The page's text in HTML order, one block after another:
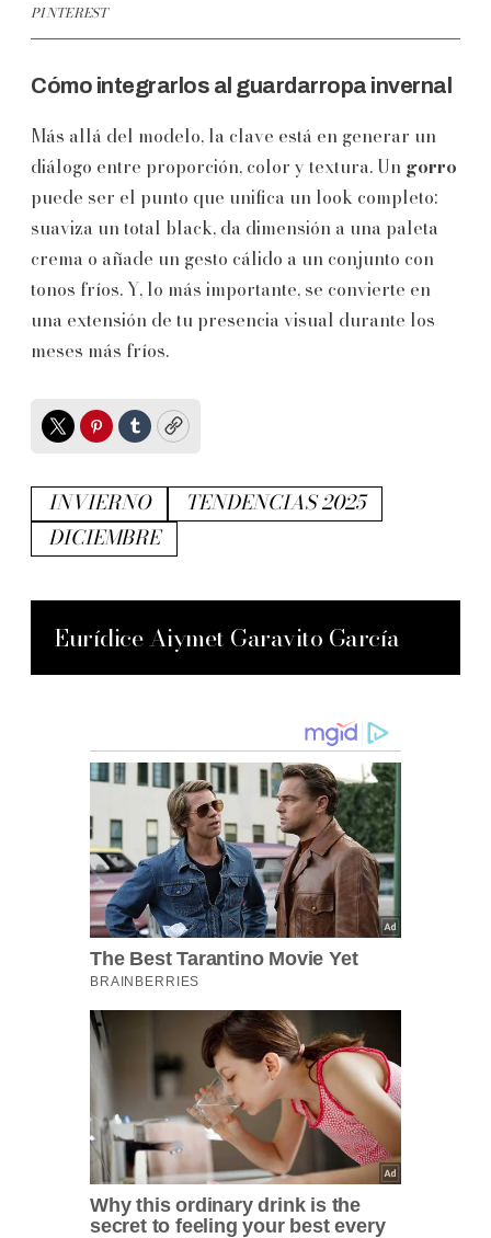
PINTEREST
Cómo integrarlos al guardarropa invernal
Más allá del modelo, la clave está en generar un
diálogo entre proporción, color y textura. Un gorro
puede ser el punto que unifica un look completo:
suaviza un total black, da dimensión a una paleta
crema o añade un gesto cálido a un conjunto con
tonos fríos. Y, lo más importante, se convierte en
una extensión de tu presencia visual durante los
meses más fríos.
TwitterPinterest
TumblrCopy
INVIERNO
TENDENCIAS 2025
DICIEMBRE
Eurídice Aiymet Garavito García